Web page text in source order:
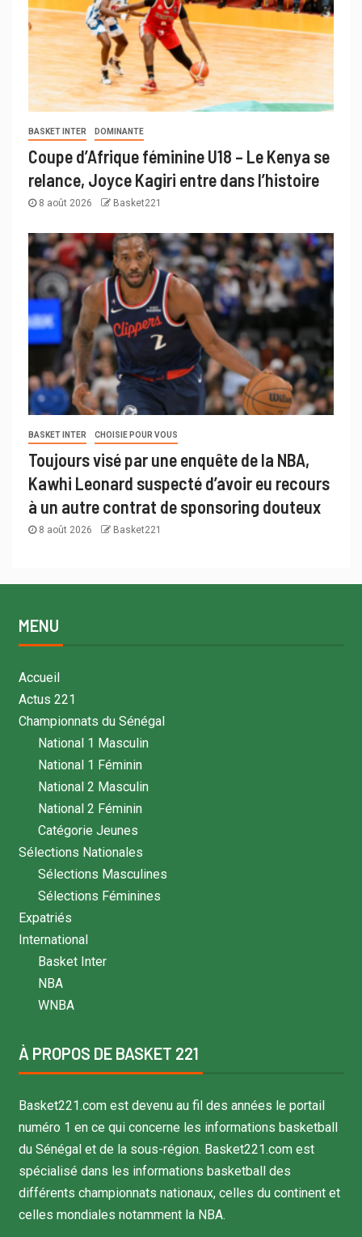
BASKET INTER DOMINANTE
Coupe d’Afrique féminine U18 – Le Kenya se
relance, Joyce Kagiri entre dans l’histoire
8 août 2026 Basket221
BASKET INTER CHOISIE POUR VOUS
Toujours visé par une enquête de la NBA,
Kawhi Leonard suspecté d’avoir eu recours
à un autre contrat de sponsoring douteux
8 août 2026 Basket221
MENU
Accueil
Actus 221
Championnats du Sénégal
National 1 Masculin
National 1 Féminin
National 2 Masculin
National 2 Féminin
Catégorie Jeunes
Sélections Nationales
Sélections Masculines
Sélections Féminines
Expatriés
International
Basket Inter
NBA
WNBA
À PROPOS DE BASKET 221
Basket221.com est devenu au fil des années le portail
numéro 1 en ce qui concerne les informations basketball
du Sénégal et de la sous-région. Basket221.com est
spécialisé dans les informations basketball des
différents championnats nationaux, celles du continent et
celles mondiales notamment la NBA.